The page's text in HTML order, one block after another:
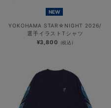
NEW
YOKOHAMA STAR☆NIGHT 2026/
選手イラストTシャツ
¥3,800 (税込)